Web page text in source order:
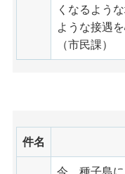
くなるよう
ような接遇
（市民課）
件名